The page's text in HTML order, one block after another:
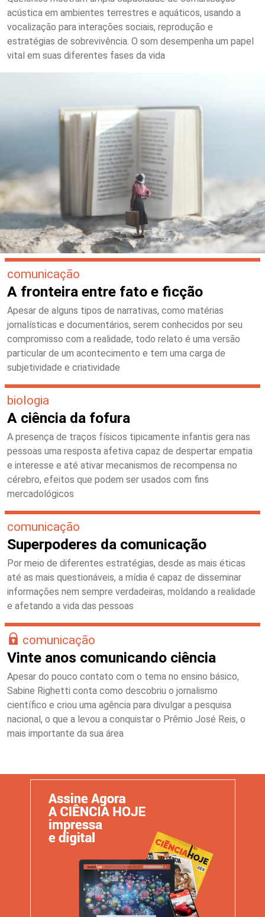
acústica em ambientes terrestres e aquáticos, usando a
vocalização para interações sociais, reprodução e
estratégias de sobrevivência. O som desempenha um papel
vital em suas diferentes fases da vida
comunicação
A fronteira entre fato e ficção
Apesar de alguns tipos de narrativas, como matérias
jornalísticas e documentários, serem conhecidos por seu
compromisso com a realidade, todo relato é uma versão
particular de um acontecimento e tem uma carga de
subjetividade e criatividade
biologia
A ciência da fofura
A presença de traços físicos tipicamente infantis gera nas
pessoas uma resposta afetiva capaz de despertar empatia
e interesse e até ativar mecanismos de recompensa no
cérebro, efeitos que podem ser usados com fins
mercadológicos
comunicação
Superpoderes da comunicação
Por meio de diferentes estratégias, desde as mais éticas
até as mais questionáveis, a mídia é capaz de disseminar
informações nem sempre verdadeiras, moldando a realidade
e afetando a vida das pessoas
comunicação
Vinte anos comunicando ciência
Apesar do pouco contato com o tema no ensino básico,
Sabine Righetti conta como descobriu o jornalismo
científico e criou uma agência para divulgar a pesquisa
nacional, o que a levou a conquistar o Prêmio José Reis, o
mais importante da sua área